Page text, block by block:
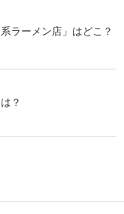
ラーメン店」はどこ？
？